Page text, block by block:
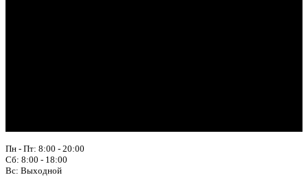
Пн - Пт: 8:00 - 20:00
Сб: 8:00 - 18:00
Вс: Выходной